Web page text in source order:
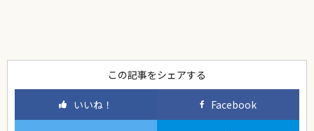
この記事をシェアする